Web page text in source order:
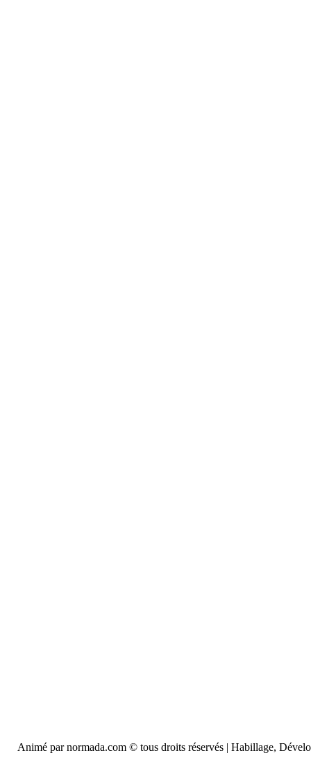
Animé par normada.com © tous droits réservés | Habillage,